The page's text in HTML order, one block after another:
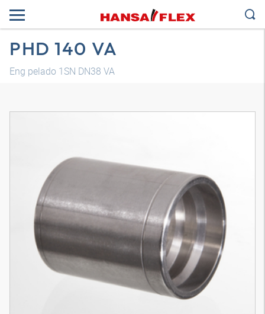
PHD 140 VA
Eng pelado 1SN DN38 VA